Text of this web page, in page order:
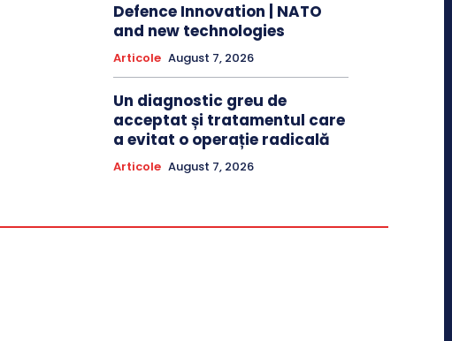
Defence Innovation | NATO
and new technologies
Articole August 7, 2026
Un diagnostic greu de
acceptat și tratamentul care
a evitat o operație radicală
Articole August 7, 2026